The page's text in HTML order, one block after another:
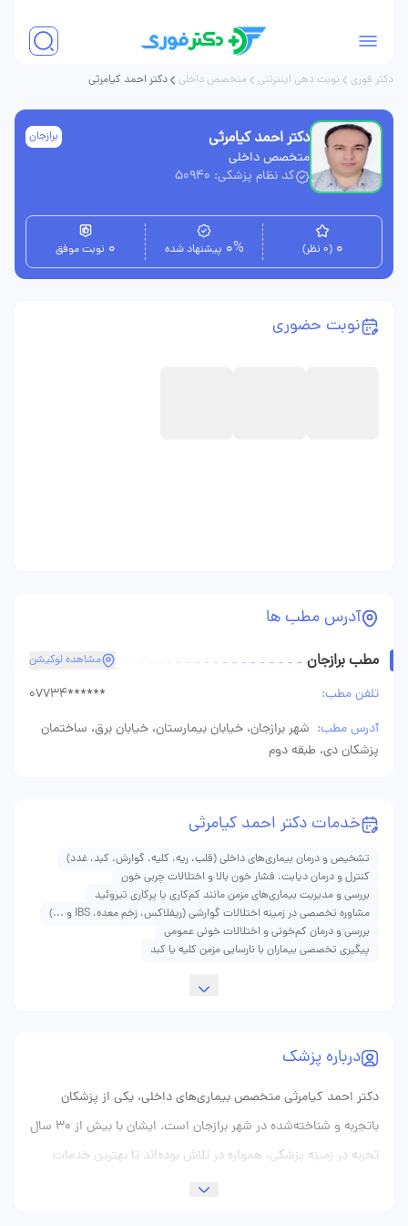
دکتر فوری نوبت دهی اینترنتی متخصص داخلی دکتر احمد کیامرثی
دکتر احمد کیامرثی
متخصص داخلی
کد نظام پزشکی: 50940
برازجان
0 (0 نظر) 0% پیشنهاد شده 0 نوبت موفق
خدمات دکتر احمد کیامرثی
تشخیص و درمان بیماری‌های داخلی (قلب، ریه، کلیه، گوارش، کبد، غدد)
کنترل و درمان دیابت، فشار خون بالا و اختلالات چربی خون
بررسی و مدیریت بیماری‌های مزمن مانند کم‌کاری یا پرکاری تیروئید
مشاوره تخصصی در زمینه اختلالات گوارشی (ریفلاکس، زخم معده، IBS و ...)
بررسی و درمان کم‌خونی و اختلالات خونی عمومی
پیگیری تخصصی بیماران با نارسایی مزمن کلیه یا کبد
درباره پزشک
دکتر احمد کیامرثی متخصص بیماری‌های داخلی، یکی از پزشکان
باتجربه و شناخته‌شده در شهر برازجان است. ایشان با بیش از ۳۰ سال
تجربه در زمینه پزشکی، همواره در تلاش بوده‌اند تا بهترین خدمات
درمانی را به بیماران خود ارائه دهند. دکتر کیامرثی نه‌تنها از لحاظ علمی
آدرس مطب ها
مطب برازجان مشاهده لوکیشن
تلفن مطب:
07734******
آدرس مطب: شهر برازجان، خیابان بیمارستان، خیابان برق، ساختمان
پزشکان دی، طبقه دوم
نوبت حضوری